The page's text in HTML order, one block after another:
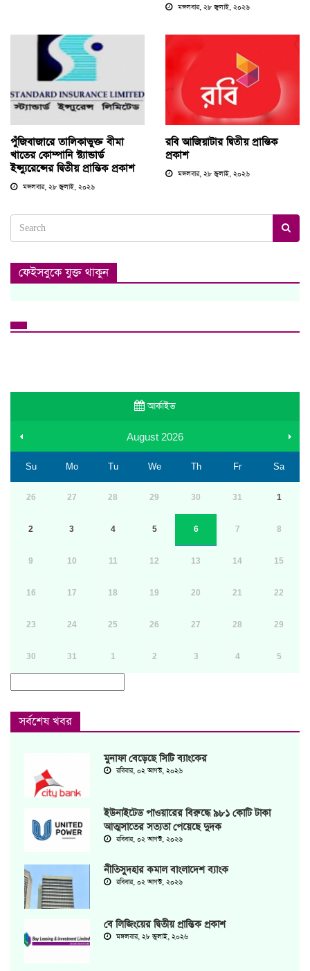
মঙ্গলবার, ২৮ জুলাই, ২০২৬
পুঁজিবাজারে তালিকাভুক্ত বীমা
খাতের কোম্পানি স্ট্যান্ডার্ড
ইন্স্যুরেন্সের দ্বিতীয় প্রান্তিক প্রকাশ
মঙ্গলবার, ২৮ জুলাই, ২০২৬
রবি আজিয়াটার দ্বিতীয় প্রান্তিক
প্রকাশ
মঙ্গলবার, ২৮ জুলাই, ২০২৬
ফেইসবুকে যুক্ত থাকুন
আর্কাইভ
August 2026
Su Mo Tu We Th Fr Sa
26 27 28 29 30 31 1
2 3 4 5 6 7 8
9 10 11 12 13 14 15
16 17 18 19 20 21 22
23 24 25 26 27 28 29
30 31 1 2 3 4 5
সর্বশেষ খবর
মুনাফা বেড়েছে সিটি ব্যাংকের
রবিবার, ০২ আগস্ট, ২০২৬
ইউনাইটেড পাওয়ারের বিরুদ্ধে ৯৮১ কোটি টাকা
আত্মসাতের সত্যতা পেয়েছে দুদক
রবিবার, ০২ আগস্ট, ২০২৬
‎নীতিসুদহার কমাল বাংলাদেশ ব্যাংক
রবিবার, ০২ আগস্ট, ২০২৬
বে লিজিংয়ের দ্বিতীয় প্রান্তিক প্রকাশ
মঙ্গলবার, ২৮ জুলাই, ২০২৬